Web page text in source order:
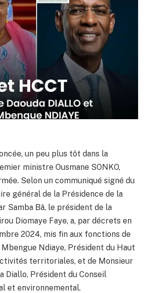
un peu plus tôt dans la
ministre Ousmane SONKO,
Selon un communiqué signé du
général de la Présidence de la
Samba Bâ, le président de la
Diomaye Faye, a, par décrets en
2024, mis fin aux fonctions de
Ndiaye, Président du Haut
territoriales, et de Monsieur
Diallo, Président du Conseil
et environnemental.